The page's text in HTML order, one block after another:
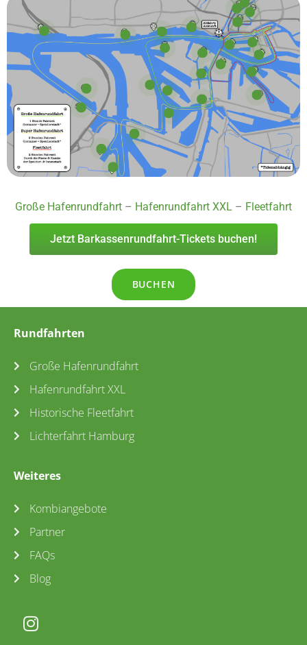
Große Hafenrundfahrt – Hafenrundfahrt XXL – Fleetfahrt
Jetzt Barkassenrundfahrt-Tickets buchen!
BUCHEN
Rundfahrten
Große Hafenrundfahrt
Hafenrundfahrt XXL
Historische Fleetfahrt
Lichterfahrt Hamburg
Weiteres
Kombiangebote
Partner
FAQs
Blog